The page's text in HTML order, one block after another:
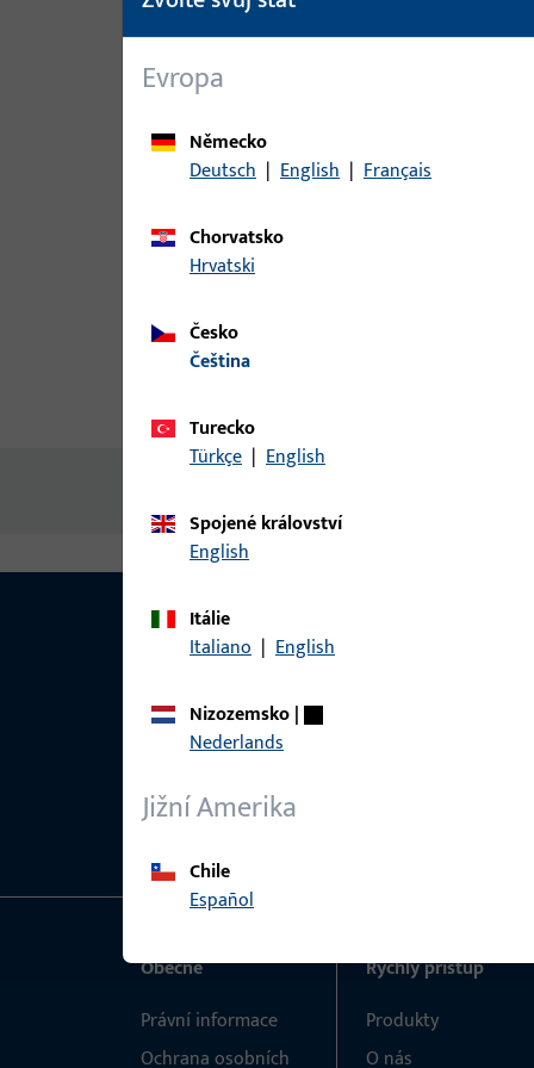
Evropa
Německo
Deutsch | English | Français
Chorvatsko
Hrvatski
Česko
čeština
Turecko
Türkçe | English
Spojené království
English
Itálie
Italiano | English
Nizozemsko|
Nederlands
Jižní Amerika
Chile
Español
Obecné
Právní informace
Ochrana osobních
Rychlý přístup
Produkty
O nás